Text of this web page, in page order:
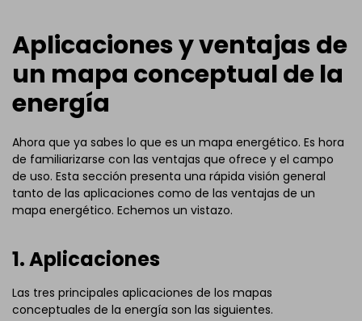
Aplicaciones y ventajas de
un mapa conceptual de la
energía
Ahora que ya sabes lo que es un mapa energético. Es hora
de familiarizarse con las ventajas que ofrece y el campo
de uso. Esta sección presenta una rápida visión general
tanto de las aplicaciones como de las ventajas de un
mapa energético. Echemos un vistazo.
1. Aplicaciones
Las tres principales aplicaciones de los mapas
conceptuales de la energía son las siguientes.